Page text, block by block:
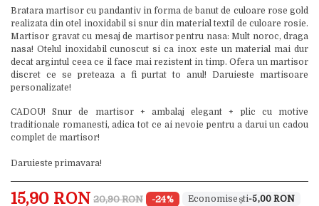
Bratara martisor cu pandantiv in forma de banut de culoare rose gold
realizata din otel inoxidabil si snur din material textil de culoare rosie.
Martisor gravat cu mesaj de martisor pentru nasa: Mult noroc, draga
nasa! Otelul inoxidabil cunoscut si ca inox este un material mai dur
decat argintul ceea ce il face mai rezistent in timp. Ofera un martisor
discret ce se preteaza a fi purtat to anul! Daruieste martisoare
personalizate!
CADOU! Snur de martisor + ambalaj elegant + plic cu motive
traditionale romanesti, adica tot ce ai nevoie pentru a darui un cadou
complet de martisor!
Daruieste primavara!
15,90 RON 20,90 RON -24% -5,00 RON